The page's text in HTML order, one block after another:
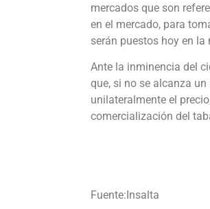
mercados que son
en el mercado, para
serán puestos hoy en la
Ante la inminencia del
que, si no se alcanza
unilateralmente el
comercialización del
Fuente:Insalta